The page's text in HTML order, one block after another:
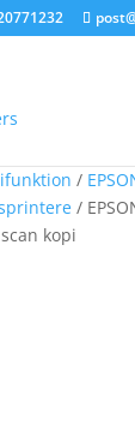
/
/
kopi